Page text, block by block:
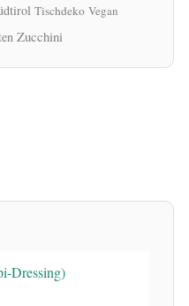
Tischdeko Vegan
Zucchini
Dressing)